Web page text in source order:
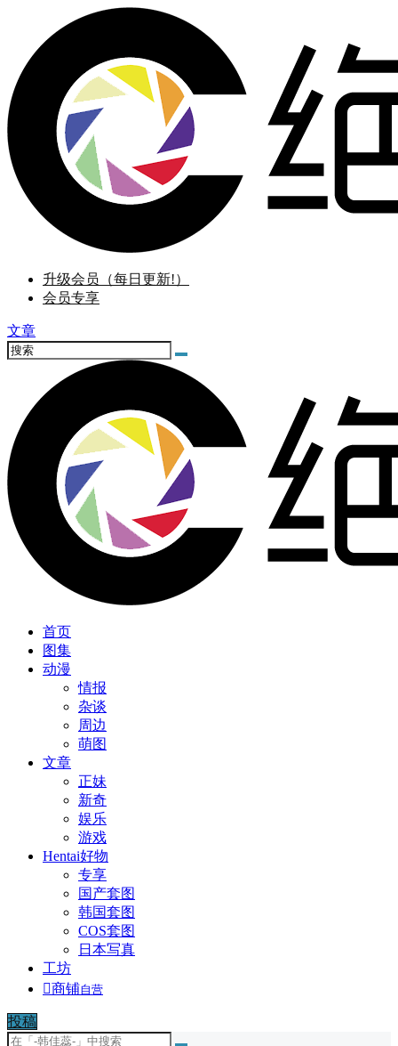
升级会员（每日更新!）
会员专享
文章
首页
图集
动漫
情报
杂谈
周边
萌图
文章
正妹
新奇
娱乐
游戏
Hentai好物
专享
国产套图
韩国套图
COS套图
日本写真
工坊
商铺自营
投稿